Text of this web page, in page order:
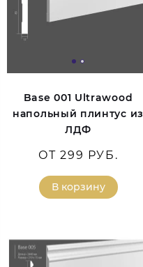
Base 001 Ultrawood
напольный плинтус из
ЛДФ
ОТ 299 РУБ.
В корзину